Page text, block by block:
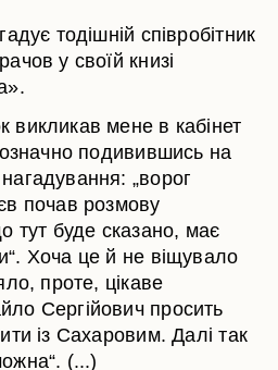
тодішній співробітник
у своїй книзі
викликав мене в кабінет
подивившись на
„ворог
почав розмову
тут буде сказано, має
Хоча це й не віщувало
проте, цікаве
Сергійович просить
із Сахаровим. Далі так
(...)